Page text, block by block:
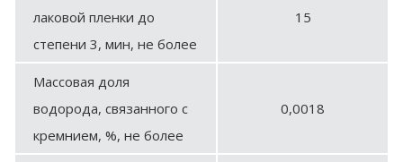
лаковой пленки до
степени 3, мин, не более
15
Массовая доля
водорода, связанного с
кремнием, %, не более
0,0018